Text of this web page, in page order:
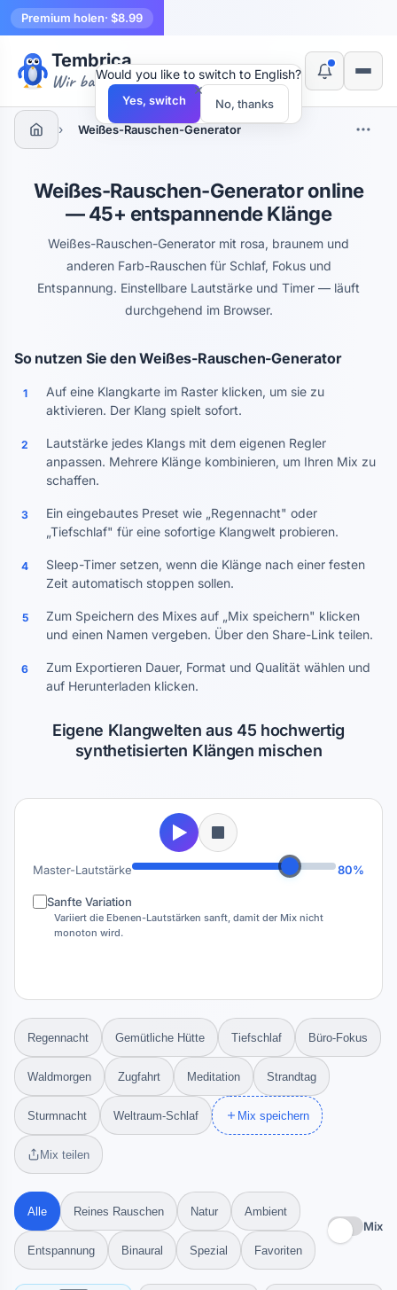
Premium holen· $8.99
Tembrica
Wir bauen Werkzeuge
› Weißes-Rauschen-Generator
Weißes-Rauschen-Generator online
— 45+ entspannende Klänge
Weißes-Rauschen-Generator mit rosa, braunem und
anderen Farb-Rauschen für Schlaf, Fokus und
Entspannung. Einstellbare Lautstärke und Timer — läuft
durchgehend im Browser.
So nutzen Sie den Weißes-Rauschen-Generator
1
Auf eine Klangkarte im Raster klicken, um sie zu
aktivieren. Der Klang spielt sofort.
2
Lautstärke jedes Klangs mit dem eigenen Regler
anpassen. Mehrere Klänge kombinieren, um Ihren Mix zu
schaffen.
3
Ein eingebautes Preset wie „Regennacht" oder
„Tiefschlaf" für eine sofortige Klangwelt probieren.
4
Sleep-Timer setzen, wenn die Klänge nach einer festen
Zeit automatisch stoppen sollen.
5
Zum Speichern des Mixes auf „Mix speichern" klicken
und einen Namen vergeben. Über den Share-Link teilen.
6
Zum Exportieren Dauer, Format und Qualität wählen und
auf Herunterladen klicken.
Eigene Klangwelten aus 45 hochwertig
synthetisierten Klängen mischen
Master-Lautstärke 80%
Sanfte Variation
Variiert die Ebenen-Lautstärken sanft, damit der Mix nicht
monoton wird.
Regennacht Gemütliche Hütte Tiefschlaf Büro-Fokus
Waldmorgen Zugfahrt Meditation Strandtag
Sturmnacht Weltraum-Schlaf Mix speichern
Mix teilen
Alle Reines Rauschen Natur Ambient
Entspannung Binaural Spezial Favoriten
Mix
×
Would you like to switch to English?
Yes, switch No, thanks